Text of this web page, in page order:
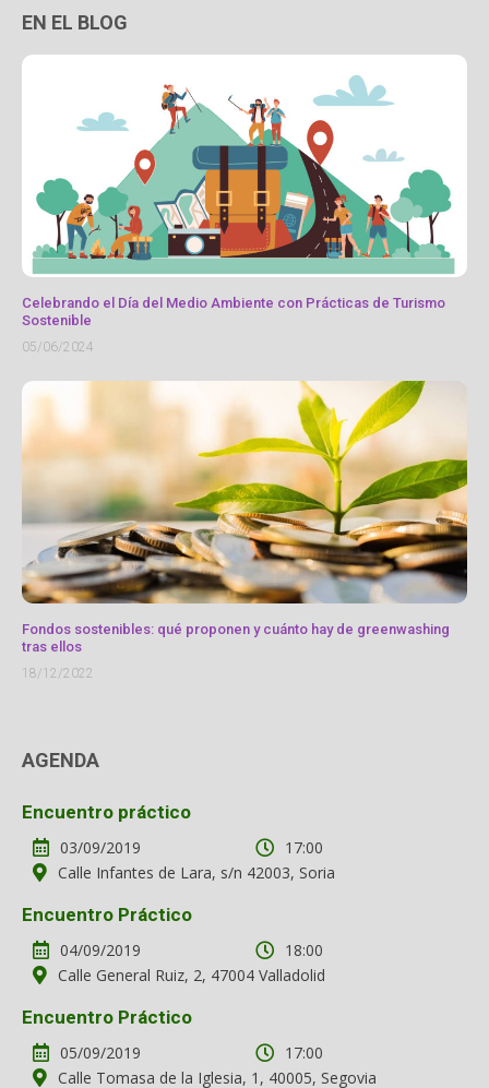
EN EL BLOG
Celebrando el Día del Medio Ambiente con Prácticas de Turismo
Sostenible
05/06/2024
Fondos sostenibles: qué proponen y cuánto hay de greenwashing
tras ellos
18/12/2022
AGENDA
Encuentro práctico
03/09/2019
17:00
Calle Infantes de Lara, s/n 42003, Soria
Encuentro Práctico
04/09/2019
18:00
Calle General Ruiz, 2, 47004 Valladolid
Encuentro Práctico
05/09/2019
17:00
Calle Tomasa de la Iglesia, 1, 40005, Segovia